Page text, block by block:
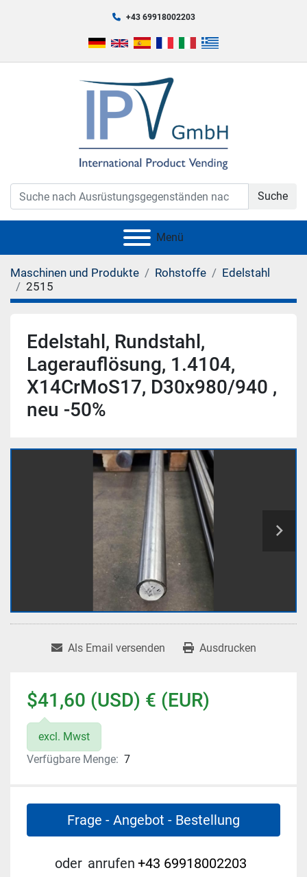
+43 69918002203
Suche
Menü
Maschinen und Produkte Rohstoffe
Edelstahl
2515
Edelstahl, Rundstahl,
Lagerauflösung, 1.4104,
X14CrMoS17, D30x980/940 ,
neu -50%
Als Email versenden Ausdrucken
$41,60 (USD) € (EUR)
excl. Mwst
Verfügbare Menge: 7
Frage - Angebot - Bestellung
oder anrufen +43 69918002203